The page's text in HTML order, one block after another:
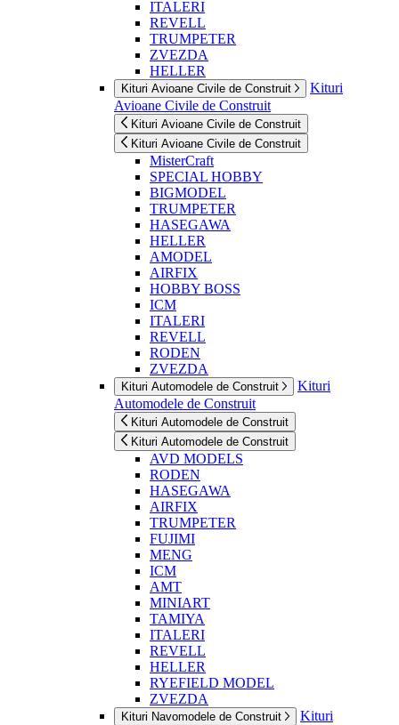
ITALERI
REVELL
TRUMPETER
ZVEZDA
HELLER
Kituri Avioane Civile de Construit
Kituri
Avioane Civile de Construit
Kituri Avioane Civile de Construit
Kituri Avioane Civile de Construit
MisterCraft
SPECIAL HOBBY
BIGMODEL
TRUMPETER
HASEGAWA
HELLER
AMODEL
AIRFIX
HOBBY BOSS
ICM
ITALERI
REVELL
RODEN
ZVEZDA
Kituri Automodele de Construit
Kituri
Automodele de Construit
Kituri Automodele de Construit
Kituri Automodele de Construit
AVD MODELS
RODEN
HASEGAWA
AIRFIX
TRUMPETER
FUJIMI
MENG
ICM
AMT
MINIART
TAMIYA
ITALERI
REVELL
HELLER
RYEFIELD MODEL
ZVEZDA
Kituri Navomodele de Construit
Kituri